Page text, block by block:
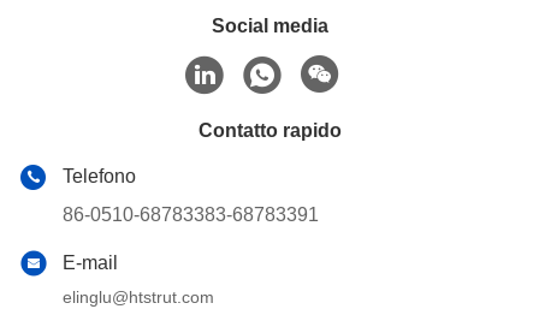
Social media
Contatto rapido
Telefono
86-0510-68783383-68783391
E-mail
elinglu@htstrut.com